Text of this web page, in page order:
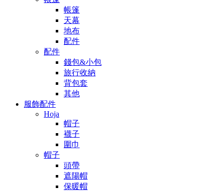
帳篷
天幕
地布
配件
配件
錢包&小包
旅行收納
背包套
其他
服飾配件
Hoja
帽子
襪子
圍巾
帽子
頭帶
遮陽帽
保暖帽